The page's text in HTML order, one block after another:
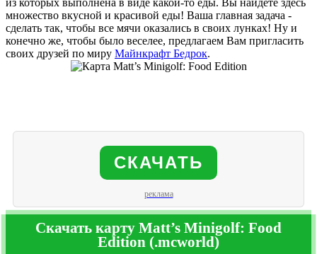
из которых выполнена в виде какой-то еды. Вы найдете здесь
множество вкусной и красивой еды! Ваша главная задача -
сделать так, чтобы все мячи оказались в своих лунках! Ну и
конечно же, чтобы было веселее, предлагаем Вам пригласить
своих друзей по миру Майнкрафт Бедрок.
СКАЧАТЬ
реклама
Скачать карту Matt’s Minigolf: Food
Edition (.mcworld)